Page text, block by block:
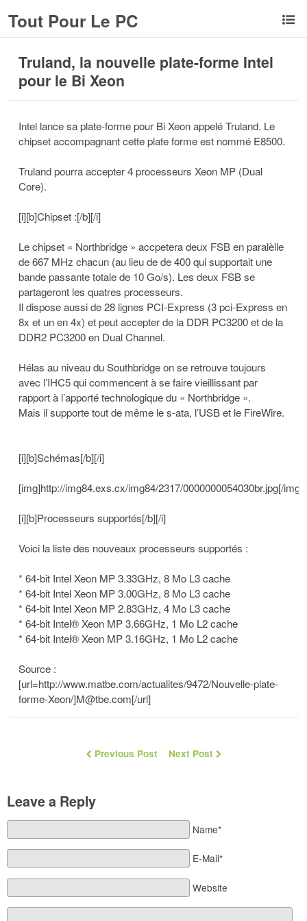
Tout Pour Le PC
Truland, la nouvelle plate-forme Intel
pour le Bi Xeon
Intel lance sa plate-forme pour Bi Xeon appelé Truland. Le
chipset accompagnant cette plate forme est nommé E8500.
Truland pourra accepter 4 processeurs Xeon MP (Dual
Core).
[i][b]Chipset :[/b][/i]
Le chipset « Northbridge » accpetera deux FSB en paralèlle
de 667 MHz chacun (au lieu de de 400 qui supportait une
bande passante totale de 10 Go/s). Les deux FSB se
partageront les quatres processeurs.
Il dispose aussi de 28 lignes PCI-Express (3 pci-Express en
8x et un en 4x) et peut accepter de la DDR PC3200 et de la
DDR2 PC3200 en Dual Channel.
Hélas au niveau du Southbridge on se retrouve toujours
avec l’IHC5 qui commencent à se faire vieillissant par
rapport à l’apporté technologique du « Northbridge ».
Mais il supporte tout de même le s-ata, l’USB et le FireWire.
[i][b]Schémas[/b][/i]
[img]http://img84.exs.cx/img84/2317/0000000054030br.jpg[/img]
[i][b]Processeurs supportés[/b][/i]
Voici la liste des nouveaux processeurs supportés :
* 64-bit Intel Xeon MP 3.33GHz, 8 Mo L3 cache
* 64-bit Intel Xeon MP 3.00GHz, 8 Mo L3 cache
* 64-bit Intel Xeon MP 2.83GHz, 4 Mo L3 cache
* 64-bit Intel® Xeon MP 3.66GHz, 1 Mo L2 cache
* 64-bit Intel® Xeon MP 3.16GHz, 1 Mo L2 cache
Source :
[url=http://www.matbe.com/actualites/9472/Nouvelle-plate-
forme-Xeon/]M@tbe.com[/url]
Previous Post Next Post
Leave a Reply
Name*
E-Mail*
Website